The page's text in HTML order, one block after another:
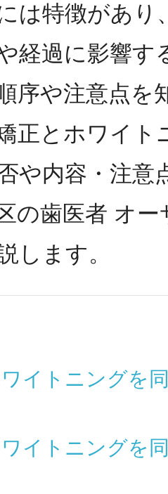
は特徴があり
経過に影響す
序や注意点を
正とホワイト
や内容・注意
の歯医者 オ
します。
イトニングを
イトニングを